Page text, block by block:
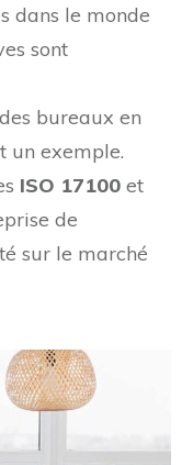
dans le monde
sont
bureaux en
un exemple.
ISO 17100 et
de
sur le marché